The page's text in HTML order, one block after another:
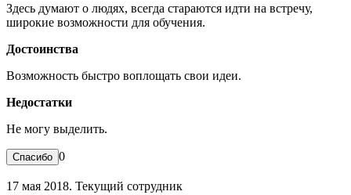
Здесь думают о людях, всегда стараются идти на встречу,
широкие возможности для обучения.
Достоинства
Возможность быстро воплощать свои идеи.
Недостатки
Не могу выделить.
0
17 мая 2018. Текущий сотрудник